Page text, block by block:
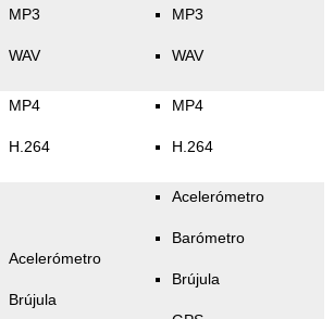
MP3
WAV
MP3
WAV
MP4
H.264
MP4
H.264
Acelerómetro
Brújula
Acelerómetro
Barómetro
Brújula